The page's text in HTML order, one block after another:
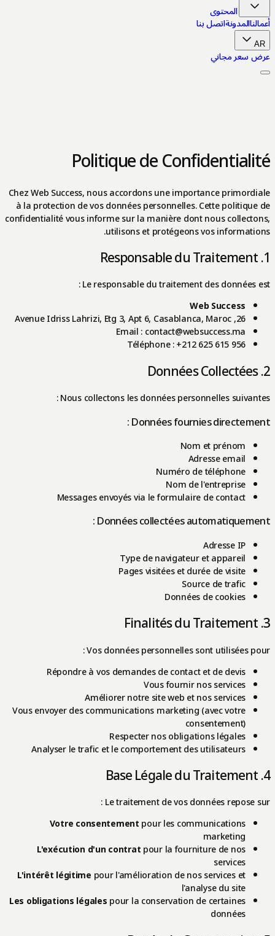
انتقل إلى المحتوى
أعمالناالمدونةاتصل بنا
AR
عرض سعر مجاني
Politique de Confidentialité
Chez Web Success, nous accordons une importance primordiale
à la protection de vos données personnelles. Cette politique de
confidentialité vous informe sur la manière dont nous collectons,
utilisons et protégeons vos informations.
1. Responsable du Traitement
Le responsable du traitement des données est :
Web Success
26, Avenue Idriss Lahrizi, Etg 3, Apt 6, Casablanca, Maroc
Email : contact@websuccess.ma
Téléphone : +212 625 615 956
2. Données Collectées
Nous collectons les données personnelles suivantes :
Données fournies directement :
Nom et prénom
Adresse email
Numéro de téléphone
Nom de l'entreprise
Messages envoyés via le formulaire de contact
Données collectées automatiquement :
Adresse IP
Type de navigateur et appareil
Pages visitées et durée de visite
Source de trafic
Données de cookies
3. Finalités du Traitement
Vos données personnelles sont utilisées pour :
Répondre à vos demandes de contact et de devis
Vous fournir nos services
Améliorer notre site web et nos services
Vous envoyer des communications marketing (avec votre
consentement)
Respecter nos obligations légales
Analyser le trafic et le comportement des utilisateurs
4. Base Légale du Traitement
Le traitement de vos données repose sur :
Votre consentementpour les communications
marketing
L'exécution d'un contratpour la fourniture de nos
services
L'intérêt légitime pour l'amélioration de nos services et
l'analyse du site
Les obligations légalespour la conservation de certaines
données